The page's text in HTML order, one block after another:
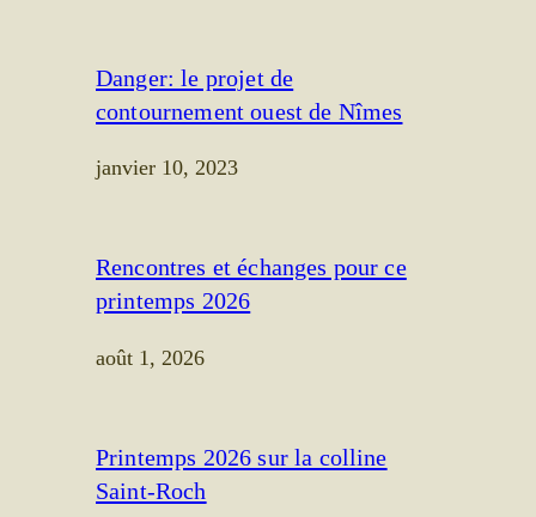
Danger: le projet de
contournement ouest de Nîmes
janvier 10, 2023
Rencontres et échanges pour ce
printemps 2026
août 1, 2026
Printemps 2026 sur la colline
Saint-Roch